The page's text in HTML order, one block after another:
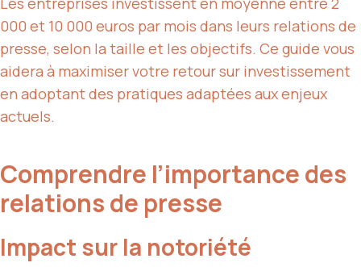
000 et 10 000 euros par mois dans leurs relations de
presse, selon la taille et les objectifs. Ce guide vous
aidera à maximiser votre retour sur investissement
en adoptant des pratiques adaptées aux enjeux
actuels.
Comprendre l’importance des
relations de presse
Impact sur la notoriété